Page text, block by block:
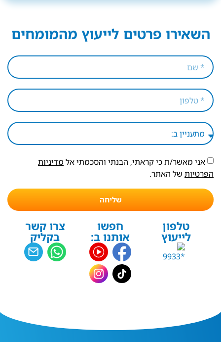
השאירו פרטים לייעוץ מהמומחים
אני מאשר/ת כי קראתי, הבנתי והסכמתי אל מדיניות
הפרטיות של האתר.
שליחה
טלפון
לייעוץ
חפשו
אותנו ב:
צרו קשר
בקליק